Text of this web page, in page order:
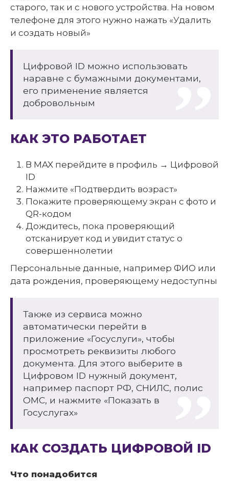
старого, так и с нового устройства. На новом
телефоне для этого нужно нажать «Удалить
и создать новый»
Цифровой ID можно использовать
наравне с бумажными документами,
его применение является
добровольным
КАК ЭТО РАБОТАЕТ
В MAX перейдите в профиль → Цифровой
ID
Нажмите «Подтвердить возраст»
Покажите проверяющему экран с фото и
QR-кодом
Дождитесь, пока проверяющий
отсканирует код и увидит статус о
совершеннолетии
Персональные данные, например ФИО или
дата рождения, проверяющему недоступны
Также из сервиса можно
автоматически перейти в
приложение «Госуслуги», чтобы
просмотреть реквизиты любого
документа. Для этого выберите в
Цифровом ID нужный документ,
например паспорт РФ, СНИЛС, полис
ОМС, и нажмите «Показать в
Госуслугах»
КАК СОЗДАТЬ ЦИФРОВОЙ ID
Что понадобится